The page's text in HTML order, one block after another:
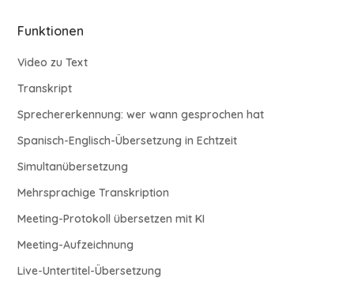
Funktionen
Video zu Text
Transkript
Sprechererkennung: wer wann gesprochen hat
Spanisch-Englisch-Übersetzung in Echtzeit
Simultanübersetzung
Mehrsprachige Transkription
Meeting-Protokoll übersetzen mit KI
Meeting-Aufzeichnung
Live-Untertitel-Übersetzung